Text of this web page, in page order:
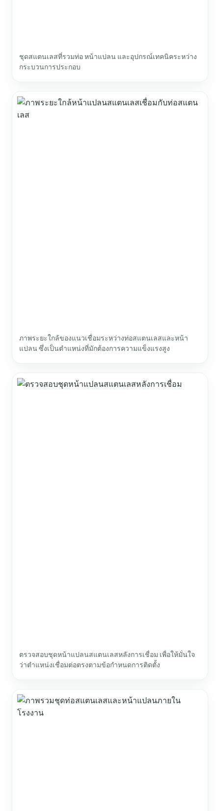
ชุดสแตนเลสที่รวมท่อ หน้าแปลน และอุปกรณ์เทคนิคระหว่าง
กระบวนการประกอบ
ภาพระยะใกล้ของแนวเชื่อมระหว่างท่อสแตนเลสและหน้า
แปลน ซึ่งเป็นตำแหน่งที่มักต้องการความแข็งแรงสูง
ตรวจสอบชุดหน้าแปลนสแตนเลสหลังการเชื่อม เพื่อให้มั่นใจ
ว่าตำแหน่งเชื่อมต่อตรงตามข้อกำหนดการติดตั้ง